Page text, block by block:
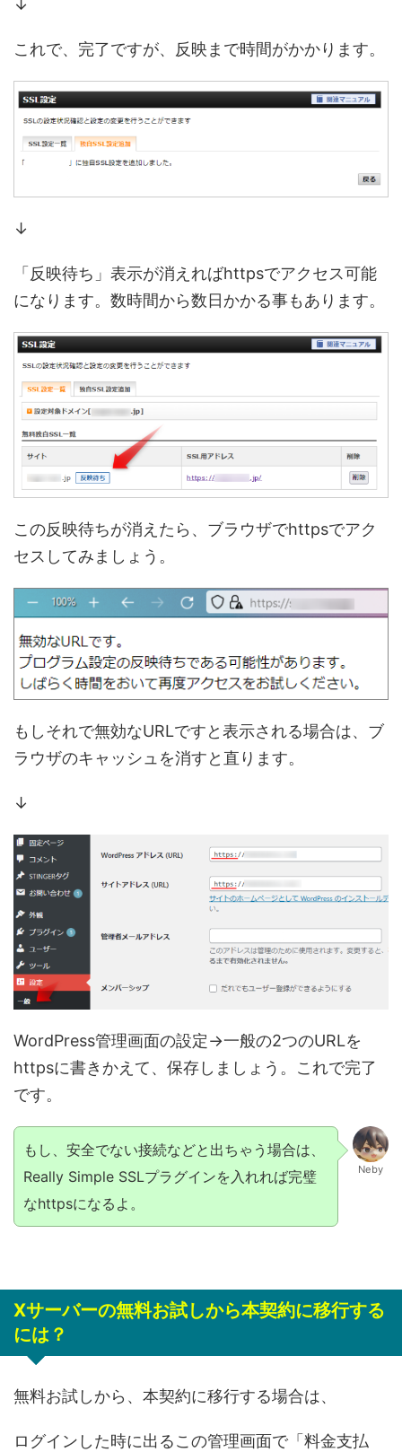
↓
これで、完了ですが、反映まで時間がかかります。
↓
「反映待ち」表示が消えればhttpsでアクセス可能
になります。数時間から数日かかる事もあります。
この反映待ちが消えたら、ブラウザでhttpsでアク
セスしてみましょう。
もしそれで無効なURLですと表示される場合は、ブ
ラウザのキャッシュを消すと直ります。
↓
WordPress管理画面の設定→一般の2つのURLを
httpsに書きかえて、保存しましょう。これで完了
です。
もし、安全でない接続などと出ちゃう場合は、
Really Simple SSLプラグインを入れれば完璧
なhttpsになるよ。
Neby
Xサーバーの無料お試しから本契約に移行する
には？
無料お試しから、本契約に移行する場合は、
ログインした時に出るこの管理画面で「料金支払